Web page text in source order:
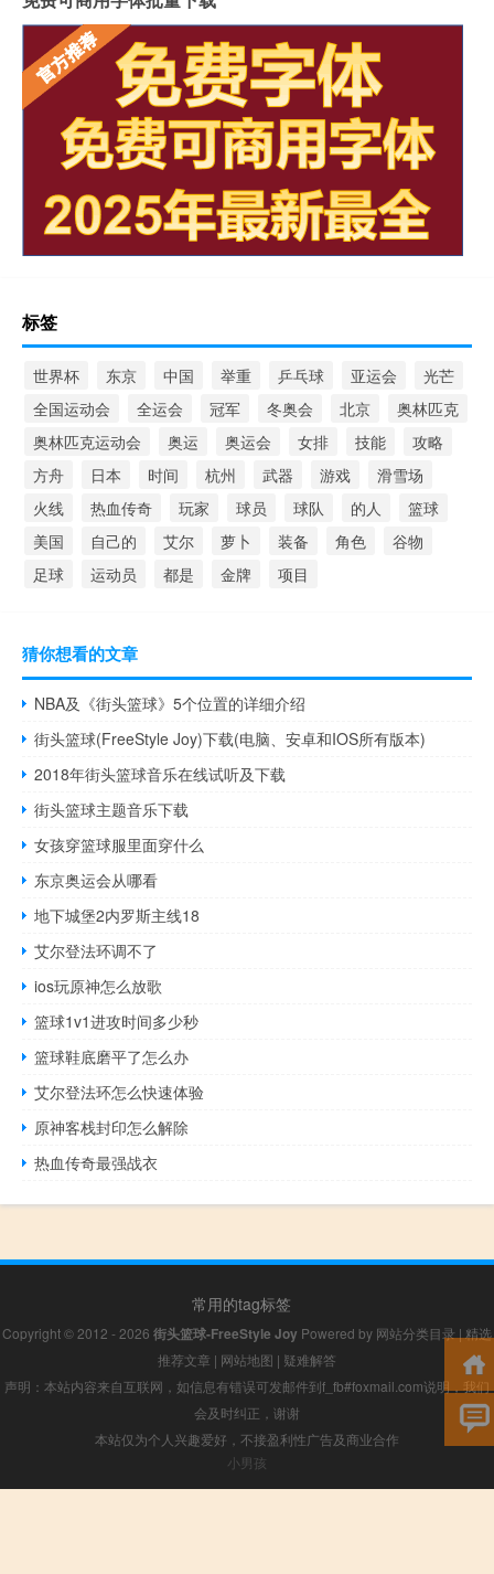
标签
世界杯 东京 中国 举重 乒乓球 亚运会
光芒
全国运动会
全运会 冠军 冬奥会 北京
奥林匹克
奥林匹克运动会
奥运 奥运会 女排 技能
攻略
方舟
日本 时间 杭州 武器 游戏
滑雪场
火线
热血传奇 玩家 球员 球队 的人
篮球
美国
自己的 艾尔 萝卜 装备 角色
谷物
足球
运动员 都是 金牌 项目
猜你想看的文章
NBA及《街头篮球》5个位置的详细介绍
街头篮球(FreeStyle Joy)下载(电脑、安卓和IOS所有版本)
2018年街头篮球音乐在线试听及下载
街头篮球主题音乐下载
女孩穿篮球服里面穿什么
东京奥运会从哪看
地下城堡2内罗斯主线18
艾尔登法环调不了
ios玩原神怎么放歌
篮球1v1进攻时间多少秒
篮球鞋底磨平了怎么办
艾尔登法环怎么快速体验
原神客栈封印怎么解除
热血传奇最强战衣
常用的tag标签
Copyright © 2012 - 2026 街头篮球-FreeStyle Joy Powered by 网站分类目录 | 精选
推荐文章 | 网站地图 | 疑难解答
声明：本站内容来自互联网，如信息有错误可发邮件到f_fb#foxmail.com说明，我们
会及时纠正，谢谢
本站仅为个人兴趣爱好，不接盈利性广告及商业合作
小男孩